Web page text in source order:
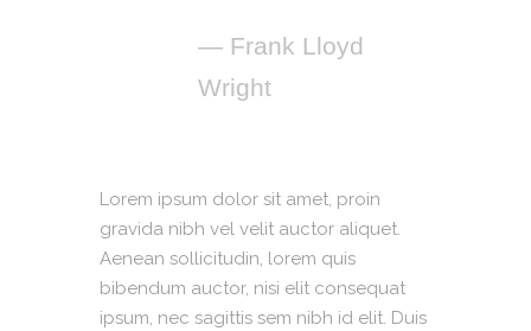
— Frank Lloyd
Wright
Lorem ipsum dolor sit amet, proin
gravida nibh vel velit auctor aliquet.
Aenean sollicitudin, lorem quis
bibendum auctor, nisi elit consequat
ipsum, nec sagittis sem nibh id elit. Duis